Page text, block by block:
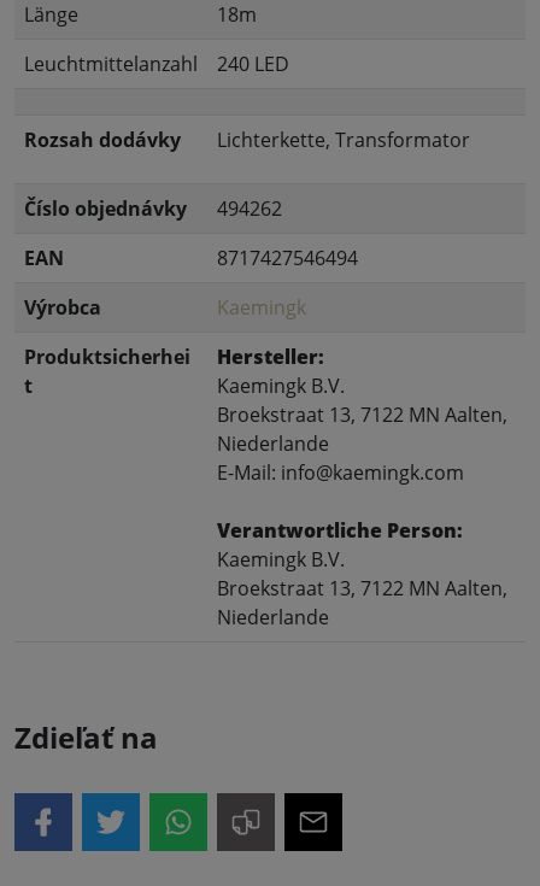
Länge
18m
Leuchtmittelanzahl
240 LED
Rozsah dodávky Lichterkette, Transformator
Číslo objednávky
494262
EAN
8717427546494
Výrobca
Kaemingk
Produktsicherhei
t
Hersteller:
Kaemingk B.V.
Broekstraat 13, 7122 MN Aalten,
Niederlande
E-Mail: info@kaemingk.com
Verantwortliche Person:
Kaemingk B.V.
Broekstraat 13, 7122 MN Aalten,
Niederlande
Zdieľať na